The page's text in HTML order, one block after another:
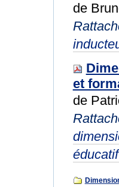
de
et
de